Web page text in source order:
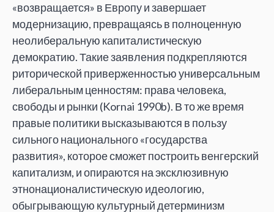
«возвращается» в Европу и завершает
модернизацию, превращаясь в полноценную
неолиберальную капиталистическую
демократию. Такие заявления подкрепляются
риторической приверженностью универсальным
либеральным ценностям: права человека,
свободы и рынки (Kornai 1990b). В то же время
правые политики высказываются в пользу
сильного национального «государства
развития», которое сможет построить венгерский
капитализм, и опираются на эксклюзивную
этнонационалистическую идеологию,
обыгрывающую культурный детерминизм